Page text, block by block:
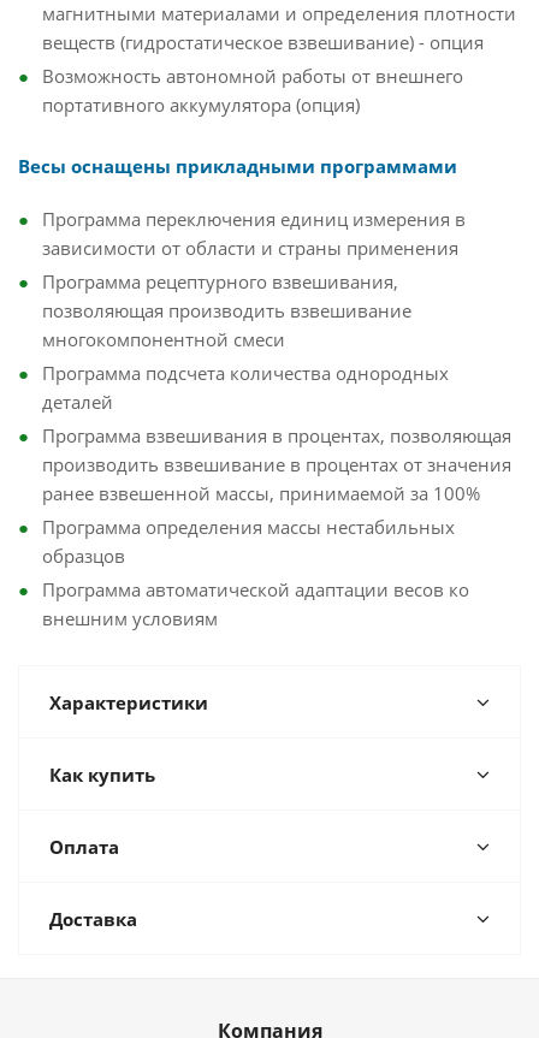
магнитными материалами и определения плотности
веществ (гидростатическое взвешивание) - опция
Возможность автономной работы от внешнего
портативного аккумулятора (опция)
Весы оснащены прикладными программами
Программа переключения единиц измерения в
зависимости от области и страны применения
Программа рецептурного взвешивания,
позволяющая производить взвешивание
многокомпонентной смеси
Программа подсчета количества однородных
деталей
Программа взвешивания в процентах, позволяющая
производить взвешивание в процентах от значения
ранее взвешенной массы, принимаемой за 100%
Программа определения массы нестабильных
образцов
Программа автоматической адаптации весов ко
внешним условиям
Характеристики
Как купить
Оплата
Доставка
Компания